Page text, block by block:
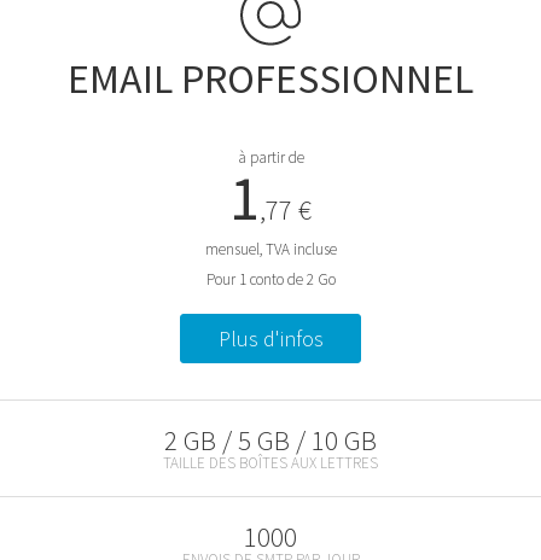
EMAIL PROFESSIONNEL
à partir de
1,77 €
mensuel, TVA incluse
Pour 1 conto de 2 Go
Plus d'infos
2 GB / 5 GB / 10 GB
TAILLE DES BOÎTES AUX LETTRES
1000